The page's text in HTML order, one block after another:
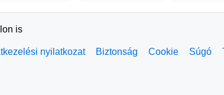
is
nyilatkozat Biztonság Cookie Súgó